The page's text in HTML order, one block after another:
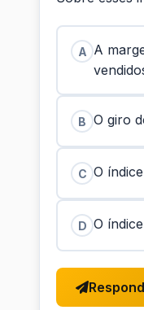
A A
B O giro
C O
D O